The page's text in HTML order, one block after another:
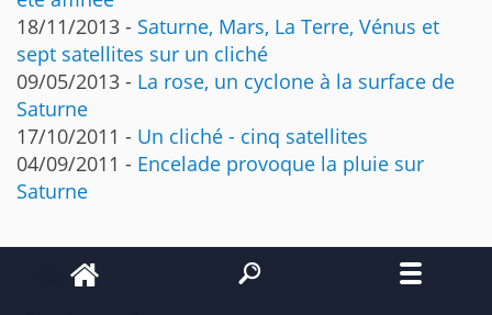
18/11/2013 - Saturne, Mars, La Terre, Vénus et
sept satellites sur un cliché
09/05/2013 - La rose, un cyclone à la surface de
Saturne
17/10/2011 - Un cliché - cinq satellites
04/09/2011 - Encelade provoque la pluie sur
Saturne
Tags